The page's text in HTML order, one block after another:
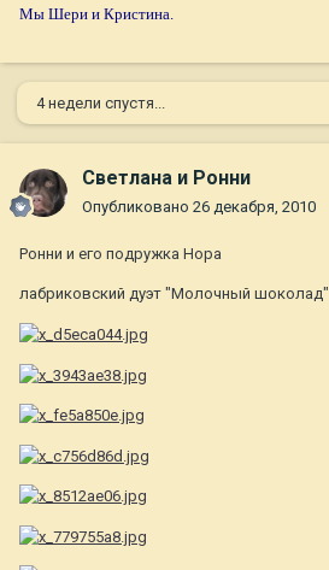
Мы Шери и Кристина.
4 недели спустя...
Светлана и Ронни
Опубликовано 26 декабря, 2010
Ронни и его подружка Нора
лабриковский дуэт "Молочный шоколад"